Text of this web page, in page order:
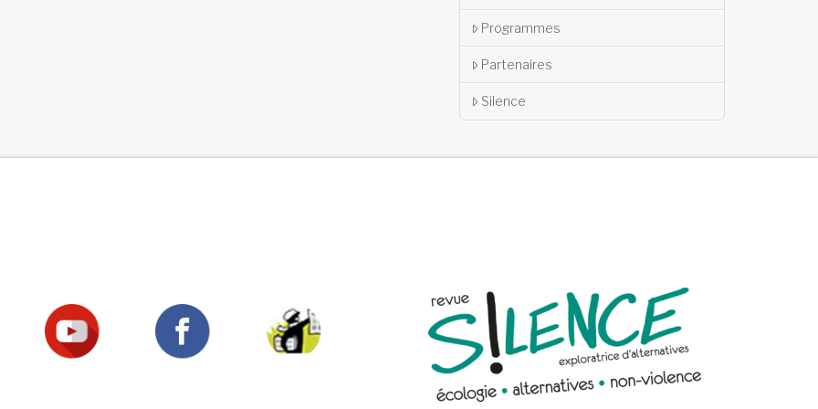
Programmes
Partenaires
Silence